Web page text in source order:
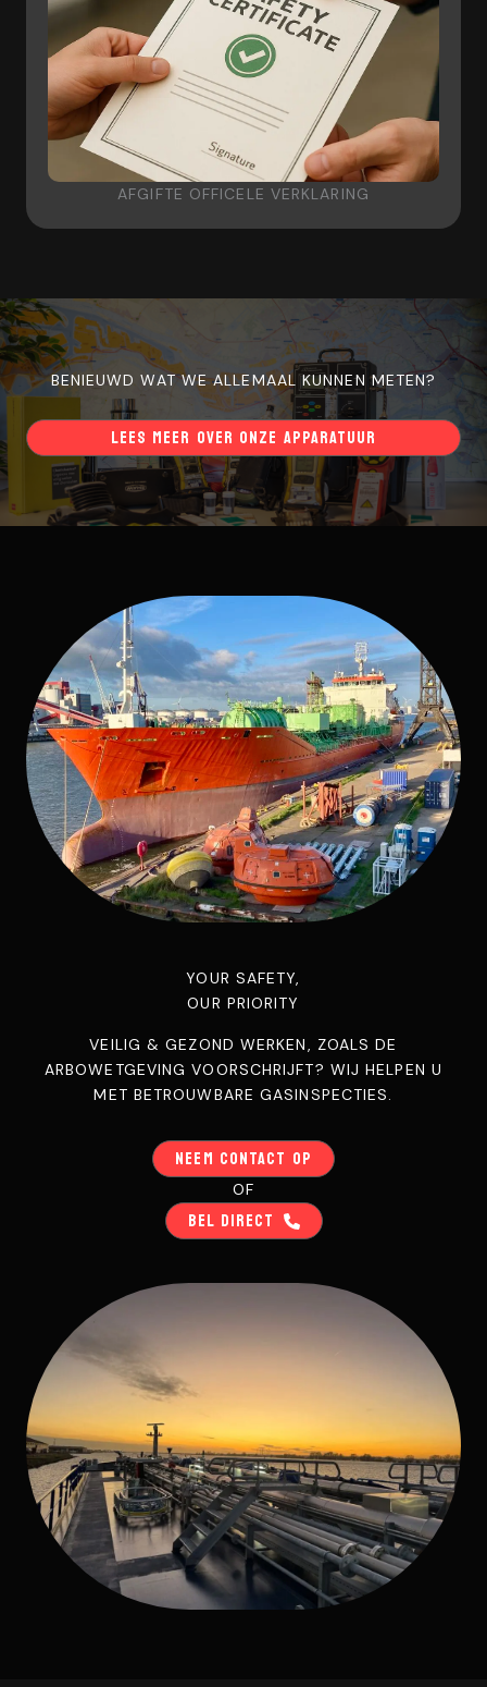
AFGIFTE OFFICELE VERKLARING
BENIEUWD WAT WE ALLEMAAL KUNNEN METEN?
LEES MEER OVER ONZE APPARATUUR
YOUR SAFETY,
OUR PRIORITY
VEILIG & GEZOND WERKEN, ZOALS DE
ARBOWETGEVING VOORSCHRIJFT? WIJ HELPEN U
MET BETROUWBARE GASINSPECTIES.
NEEM CONTACT OP
OF
BEL DIRECT